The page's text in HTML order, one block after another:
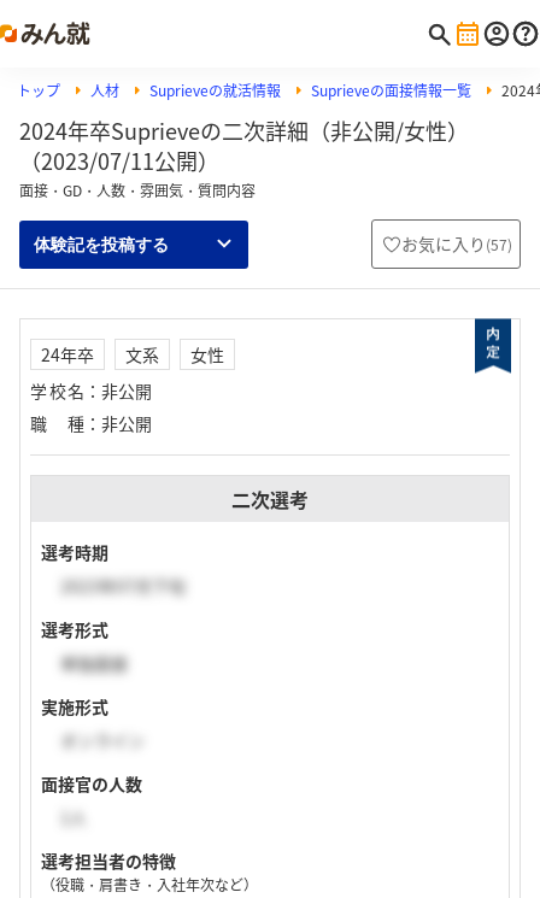
トップ 人材 Suprieveの就活情報 Suprieveの面接情報一覧 2024
2024年卒Suprieveの二次詳細（非公開/女性）
（2023/07/11公開）
面接・GD・人数・雰囲気・質問内容
体験記を投稿する お気に入り (57)
24年卒 文系
女性
学校名 ： 非公開
職種 ： 非公開
二次選考
選考時期
2023年07月下旬
選考形式
単独面接
実施形式
オンライン
面接官の人数
選考担当者の特徴
（役職・肩書き・入社年次など）